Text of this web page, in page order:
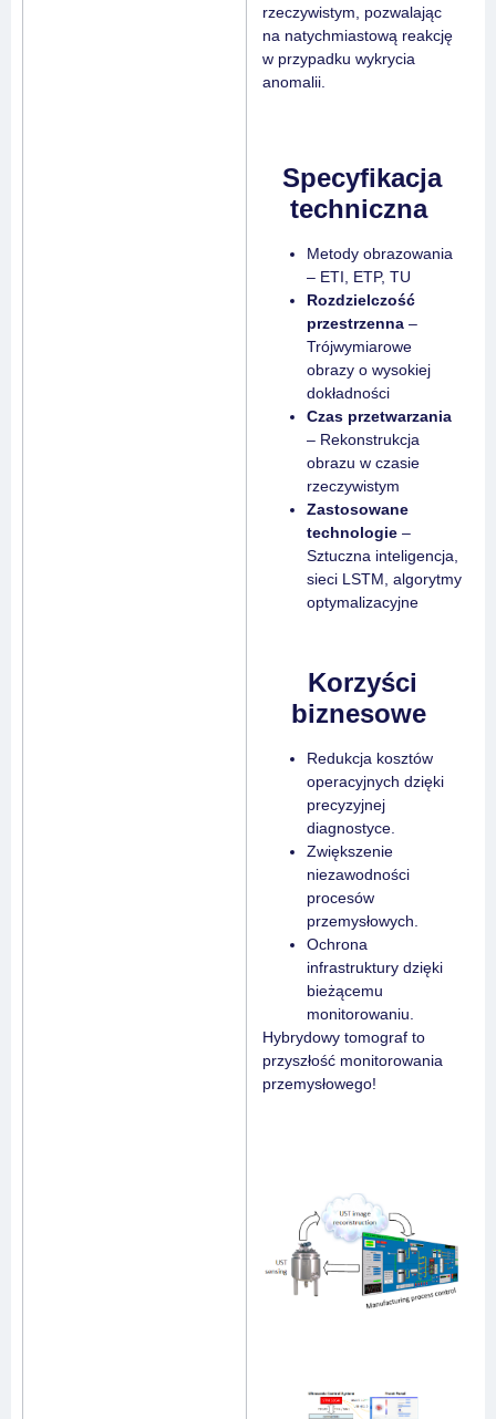
rzeczywistym, pozwalając
na natychmiastową reakcję
w przypadku wykrycia
anomalii.
Specyfikacja
techniczna
Metody obrazowania
– ETI, ETP, TU
Rozdzielczość
przestrzenna–
Trójwymiarowe
obrazy o wysokiej
dokładności
Czas przetwarzania
– Rekonstrukcja
obrazu w czasie
rzeczywistym
Zastosowane
technologie–
Sztuczna inteligencja,
sieci LSTM, algorytmy
optymalizacyjne
Korzyści
biznesowe
Redukcja kosztów
operacyjnych dzięki
precyzyjnej
diagnostyce.
Zwiększenie
niezawodności
procesów
przemysłowych.
Ochrona
infrastruktury dzięki
bieżącemu
monitorowaniu.
Hybrydowy tomograf to
przyszłość monitorowania
przemysłowego!